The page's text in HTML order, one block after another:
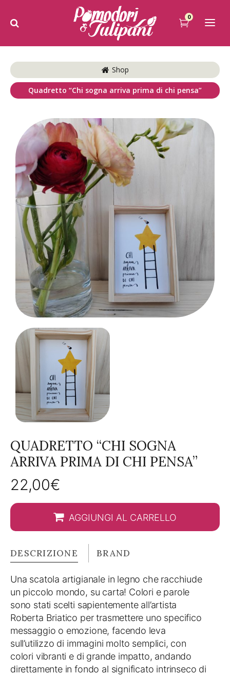
0
Shop
Quadretto “Chi sogna arriva prima di chi pensa”
QUADRETTO “CHI SOGNA
ARRIVA PRIMA DI CHI PENSA”
22,00€
AGGIUNGI AL CARRELLO
DESCRIZIONE BRAND
Una scatola artigianale in legno che racchiude
un piccolo mondo, su carta! Colori e parole
sono stati scelti sapientemente all’artista
Roberta Briatico per trasmettere uno specifico
messaggio o emozione, facendo leva
sull’utilizzo di immagini molto semplici, con
colori vibranti e di grande impatto, andando
direttamente in fondo al significato intrinseco di